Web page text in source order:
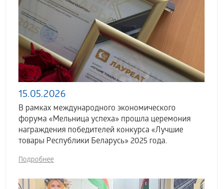
15.05.2026
В рамках международного экономического
форума «Мельница успеха» прошла церемония
награждения победителей конкурса «Лучшие
товары Республики Беларусь» 2025 года.
Подробнее